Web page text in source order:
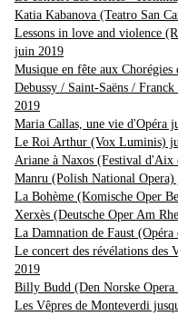
Katia Kabanova (Teatro San
Lessons in love and violence
juin 2019
Musique en fête aux
Debussy / Saint-Saëns /
2019
Maria Callas, une vie d'Opéra
Le Roi Arthur (Vox Luminis)
Ariane à Naxos (Festival d'Aix
Manru (Polish National
La Bohème (Komische Oper
Xerxès (Deutsche Oper Am
La Damnation de Faust
Le concert des révélations des
2019
Billy Budd (Den Norske
Les Vêpres de Monteverdi